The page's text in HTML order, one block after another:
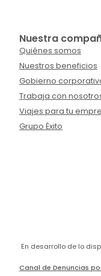
Nuestra
Quiénes somos
Nuestros beneficios
Gobierno
Trabaja con
Viajes para tu
Grupo Éxito
En desarrollo de lo
Canal de Denuncias